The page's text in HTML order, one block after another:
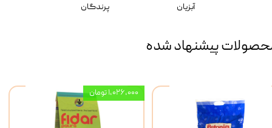
آبزیان پرندگان
پیشنهاد شده
۱,۰۲۶,۰۰۰ تومان